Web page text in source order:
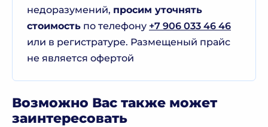
недоразумений, просим уточнять
стоимость по телефону +7 906 033 46 46
или в регистратуре. Размещеный прайс
не является офертой
Возможно Вас также может
заинтересовать